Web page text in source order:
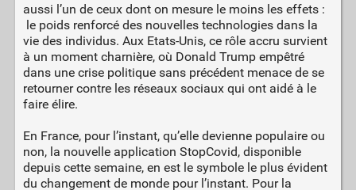
aussi l’un de ceux dont on mesure le moins les effets :
le poids renforcé des nouvelles technologies dans la
vie des individus. Aux Etats-Unis, ce rôle accru survient
à un moment charnière, où Donald Trump empêtré
dans une crise politique sans précédent menace de se
retourner contre les réseaux sociaux qui ont aidé à le
faire élire.
En France, pour l’instant, qu’elle devienne populaire ou
non, la nouvelle application StopCovid, disponible
depuis cette semaine, en est le symbole le plus évident
du changement de monde pour l’instant. Pour la